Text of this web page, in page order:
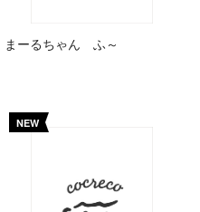
まーるちゃん ふ～
NEW